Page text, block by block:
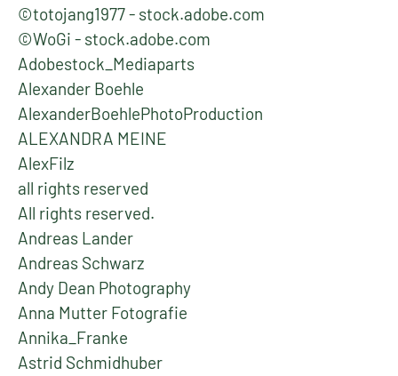
©totojang1977 - stock.adobe.com
©WoGi - stock.adobe.com
Adobestock_Mediaparts
Alexander Boehle
AlexanderBoehlePhotoProduction
ALEXANDRA MEINE
AlexFilz
all rights reserved
All rights reserved.
Andreas Lander
Andreas Schwarz
Andy Dean Photography
Anna Mutter Fotografie
Annika_Franke
Astrid Schmidhuber